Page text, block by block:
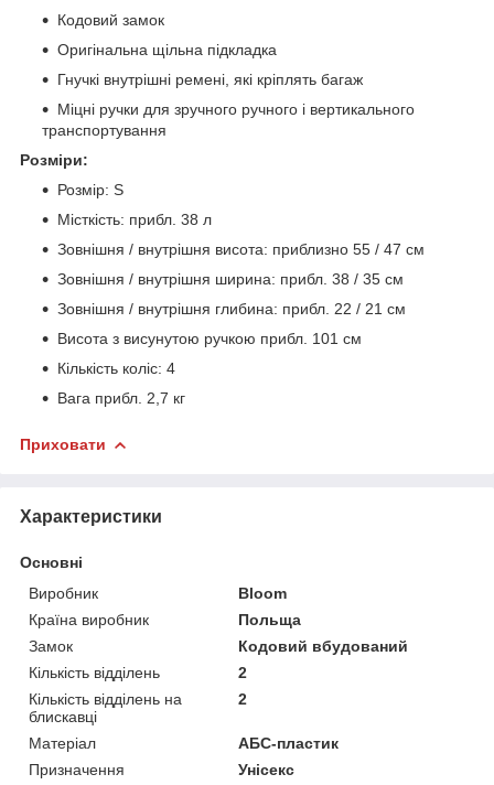
Кодовий замок
Оригінальна щільна підкладка
Гнучкі внутрішні ремені, які кріплять багаж
Міцні ручки для зручного ручного і вертикального
транспортування
Розміри:
Розмір: S
Місткість: прибл. 38 л
Зовнішня / внутрішня висота: приблизно 55 / 47 см
Зовнішня / внутрішня ширина: прибл. 38 / 35 см
Зовнішня / внутрішня глибина: прибл. 22 / 21 см
Висота з висунутою ручкою прибл. 101 см
Кількість коліс: 4
Вага прибл. 2,7 кг
Приховати
Характеристики
Основні
Виробник
Bloom
Країна виробник
Польща
Замок
Кодовий вбудований
Кількість відділень
2
Кількість відділень на
блискавці
2
Матеріал
АБС-пластик
Призначення
Унісекс